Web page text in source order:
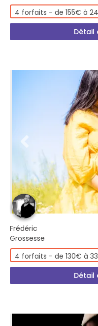
4 forfaits - de 155€ à
Détail
Frédéric
Grossesse
4 forfaits - de 130€ à
Détail